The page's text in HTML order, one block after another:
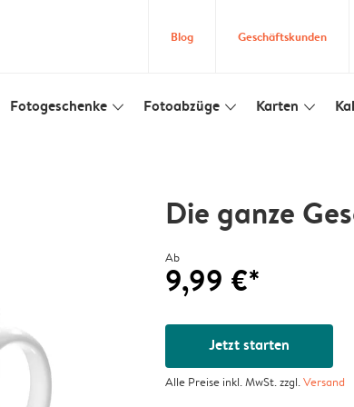
Blog Geschäftskunden
Fotogeschenke slim_arrow_down Fotoabzüge slim_arrow_down Karten slim_arrow_down
Die ganze
Ab
9,99 €*
Jetzt starten
Alle Preise inkl. MwSt. zzgl.Versand